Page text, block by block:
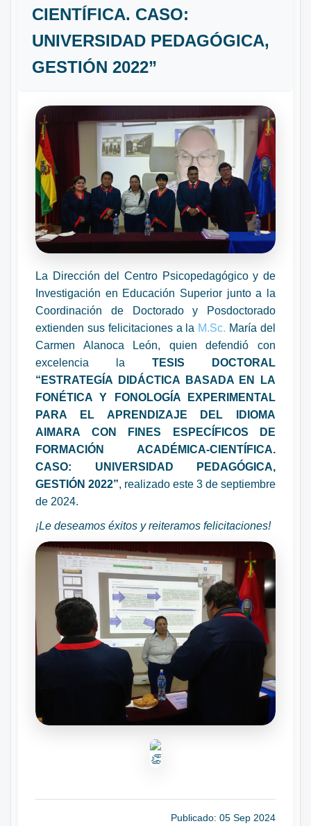
CIENTÍFICA. CASO:
UNIVERSIDAD PEDAGÓGICA,
GESTIÓN 2022”
La Dirección del Centro Psicopedagógico y de
Investigación en Educación Superior junto a la
Coordinación de Doctorado y Posdoctorado
extienden sus felicitaciones a la M.Sc. María del
Carmen Alanoca León, quien defendió con
excelencia la TESIS DOCTORAL
“ESTRATEGÍA DIDÁCTICA BASADA EN LA
FONÉTICA Y FONOLOGÍA EXPERIMENTAL
PARA EL APRENDIZAJE DEL IDIOMA
AIMARA CON FINES ESPECÍFICOS DE
FORMACIÓN ACADÉMICA-CIENTÍFICA.
CASO: UNIVERSIDAD PEDAGÓGICA,
GESTIÓN 2022”, realizado este 3 de septiembre
de 2024.
¡Le deseamos éxitos y reiteramos felicitaciones!
Publicado: 05 Sep 2024